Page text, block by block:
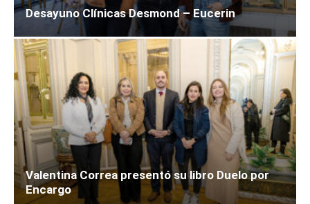
Desayuno Clínicas Desmond – Eucerin
Valentina Correa presentó su libro Duelo por
Encargo